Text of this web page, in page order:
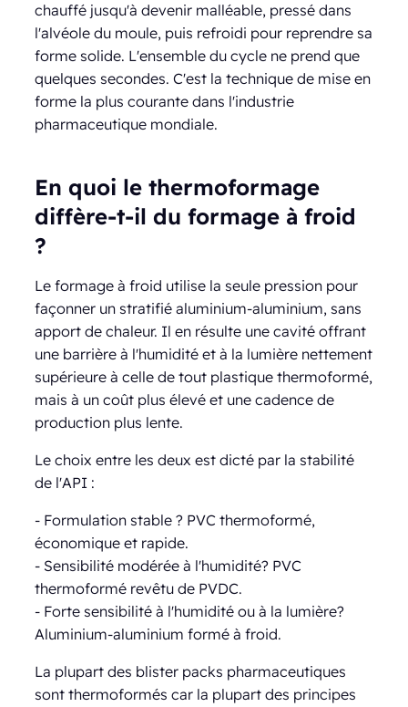
chauffé jusqu'à devenir malléable, pressé dans
l'alvéole du moule, puis refroidi pour reprendre sa
forme solide. L'ensemble du cycle ne prend que
quelques secondes. C'est la technique de mise en
forme la plus courante dans l'industrie
pharmaceutique mondiale.
En quoi le thermoformage
diffère-t-il du formage à froid
?
Le formage à froid utilise la seule pression pour
façonner un stratifié aluminium-aluminium, sans
apport de chaleur. Il en résulte une cavité offrant
une barrière à l'humidité et à la lumière nettement
supérieure à celle de tout plastique thermoformé,
mais à un coût plus élevé et une cadence de
production plus lente.
Le choix entre les deux est dicté par la stabilité
de l'API :
- Formulation stable ? PVC thermoformé,
économique et rapide.
- Sensibilité modérée à l'humidité? PVC
thermoformé revêtu de PVDC.
- Forte sensibilité à l'humidité ou à la lumière?
Aluminium-aluminium formé à froid.
La plupart des blister packs pharmaceutiques
sont thermoformés car la plupart des principes